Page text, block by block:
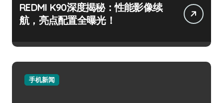
REDMI K90深度揭秘：性能影像续
航，亮点配置全曝光！
手机新闻